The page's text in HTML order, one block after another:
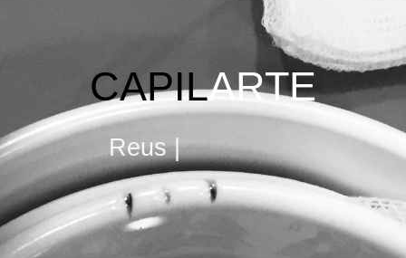
CAPILARTE
Reus |Barcelona